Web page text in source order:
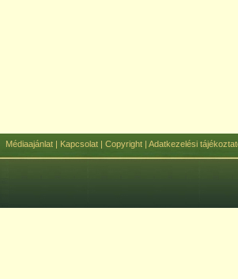
Médiaajánlat | Kapcsolat | Copyright | Adatkezelési